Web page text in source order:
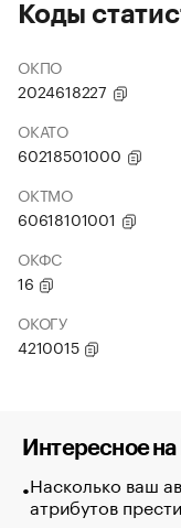
Коды
ОКПО
2024618227
ОКАТО
60218501000
ОКТМО
60618101001
ОКФС
16
ОКОГУ
4210015
Интересное
Насколько ваш
атрибутов